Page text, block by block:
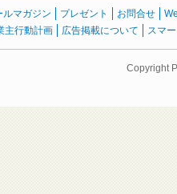
ルマガジン プレゼント お問合せ
主行動計画 広告掲載について スマ
Copyright